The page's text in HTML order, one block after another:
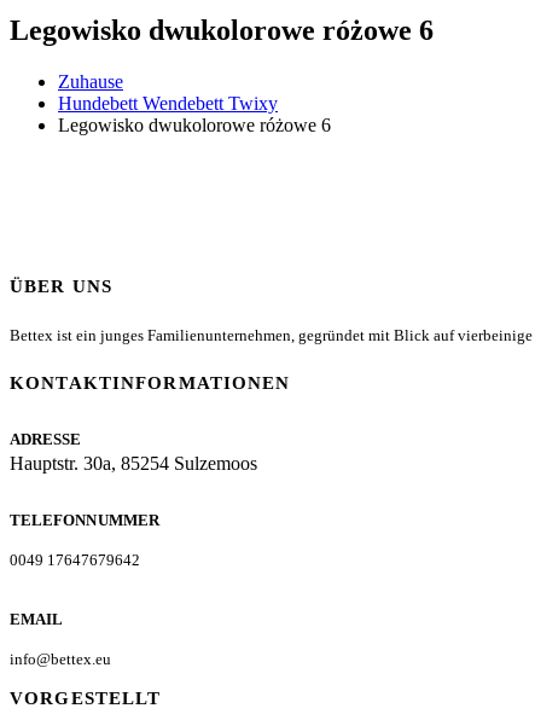
Legowisko dwukolorowe różowe 6
Zuhause
Hundebett Wendebett Twixy
Legowisko dwukolorowe różowe 6
ÜBER UNS
Bettex ist ein junges Familienunternehmen, gegründet mit Blick auf
KONTAKTINFORMATIONEN
ADRESSE
Hauptstr. 30a, 85254 Sulzemoos
TELEFONNUMMER
0049 17647679642
EMAIL
info@bettex.eu
VORGESTELLT